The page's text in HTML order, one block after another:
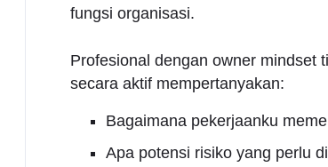
fungsi organisasi.
Profesional dengan owner mindset
secara aktif mempertanyakan:
Bagaimana pekerjaanku
Apa potensi risiko yang perlu